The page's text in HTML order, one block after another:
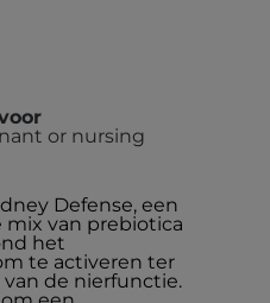
or nursing
Defense, een
van prebiotica
het
te activeren ter
de nierfunctie.